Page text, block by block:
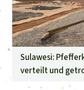
Sulawesi:
verteilt und